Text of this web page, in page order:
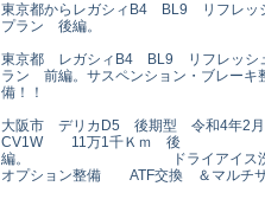
東京都からレガシィB4 BL9 リフレッ
プラン 後編。
東京都 レガシィB4 BL9 リフレッシ
ラン 前編。サスペンション・ブレーキ
備！！
大阪市 デリカD5 後期型 令和4年2
CV1W 11万1千Ｋｍ 後
編。 ドライアイス洗
オプション整備 ATF交換 ＆マルチ